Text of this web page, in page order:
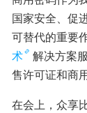
国家安全、促
可替代的重要
术
解决方案
售许可证和商
在会上，众享